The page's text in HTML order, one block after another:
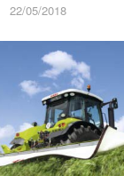
22/05/2018